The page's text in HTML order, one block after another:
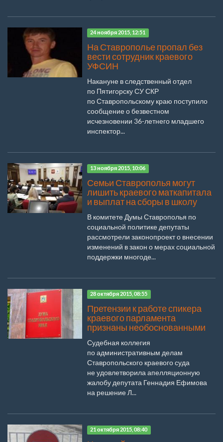
24 ноября 2015, 12:51
На Ставрополье пропал без
вести сотрудник краевого
УФСИН
Накануне в следственный отдел
по Пятигорску СУ СКР
по Ставропольскому краю поступило
сообщение о безвестном
исчезновении 36-летнего младшего
инспектор...
13 ноября 2015, 10:06
Семьи Ставрополья могут
лишить краевого маткапитала
и выплат на сборы в школу
В комитете Думы Ставрополья по
социальной политике депутаты
рассмотрели законопроект о внесении
изменений в закон о мерах социальной
поддержки многоде...
28 октября 2015, 08:55
Претензии к работе спикера
краевого парламента
признаны необоснованными
Судебная коллегия
по административным делам
Ставропольского краевого суда
не удовлетворила апелляционную
жалобу депутата Геннадия Ефимова
на решение Л...
21 октября 2015, 08:40